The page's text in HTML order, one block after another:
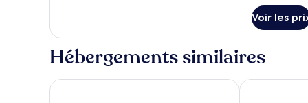
1
très
lit
le
type
de
Suite
Voir les
Hébergements similaires
Airport X Managua Hotel Hotel Mozonte